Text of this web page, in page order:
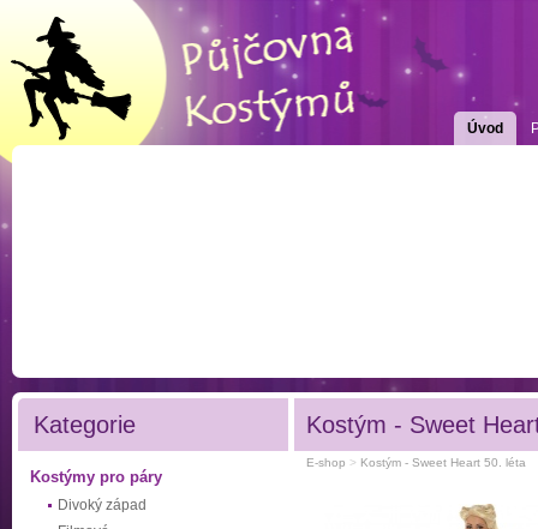
Úvod
Kategorie
Kostýmy pro páry
Divoký západ
Kostým - Sweet
E-shop > Kostým - Sweet Heart 50. léta